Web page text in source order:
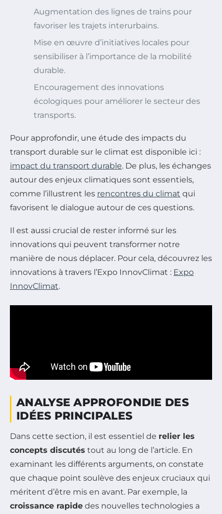
Augmentation des lignes de trains pour
favoriser les trajets interurbains.
Mise en œuvre d’initiatives locales pour
sensibiliser à l’importance de la mobilité
durable.
Encouragement des innovations
écologiques pour améliorer le secteur des
transports.
Pour approfondir, une étude des impacts du
transport durable sur le climat est disponible ici :
impact du transport durable. De plus, les échanges
autour des enjeux climatiques sont essentiels,
comme l’illustrent les rencontres du climat qui
favorisent le dialogue autour de ces questions.
Il est aussi crucial de rester informé sur les
innovations qui peuvent transformer notre
manière de nous déplacer. Pour cela, découvrez les
innovations à travers l’Expo InnovClimat : Expo
InnovClimat.
ANALYSE APPROFONDIE DES
IDÉES PRINCIPALES
Dans cette section, il est essentiel de relier les
concepts discutés tout au long de l’article. En
examinant les différents arguments, on constate
que chaque point soulève des enjeux cruciaux qui
méritent d’être mis en avant. Par exemple, la
croissance rapide des nouvelles technologies a